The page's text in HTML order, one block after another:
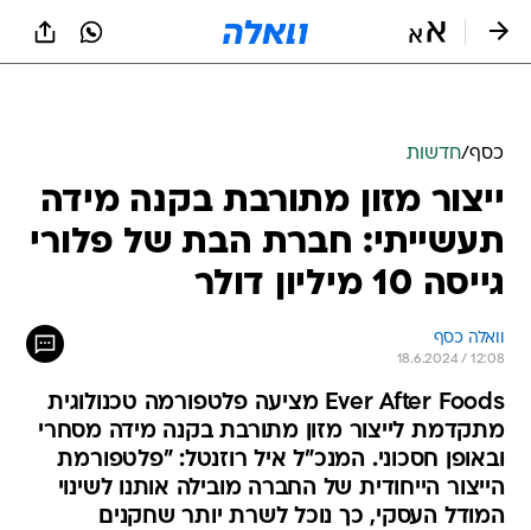
כסף/חדשות
ייצור מזון מתורבת בקנה מידה
תעשייתי: חברת הבת של פלורי
גייסה 10 מיליון דולר
וואלה כסף
18.6.2024 / 12:08
Ever After Foods מציעה פלטפורמה טכנולוגית
מתקדמת לייצור מזון מתורבת בקנה מידה מסחרי
ובאופן חסכוני. המנכ"ל איל רוזנטל: "פלטפורמת
הייצור הייחודית של החברה מובילה אותנו לשינוי
המודל העסקי, כך נוכל לשרת יותר שחקנים